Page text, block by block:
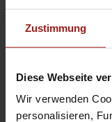
Zustimmung
Diese Webseite
Wir verwenden
personalisieren,
Probefahrt
Service-
EA Standorte